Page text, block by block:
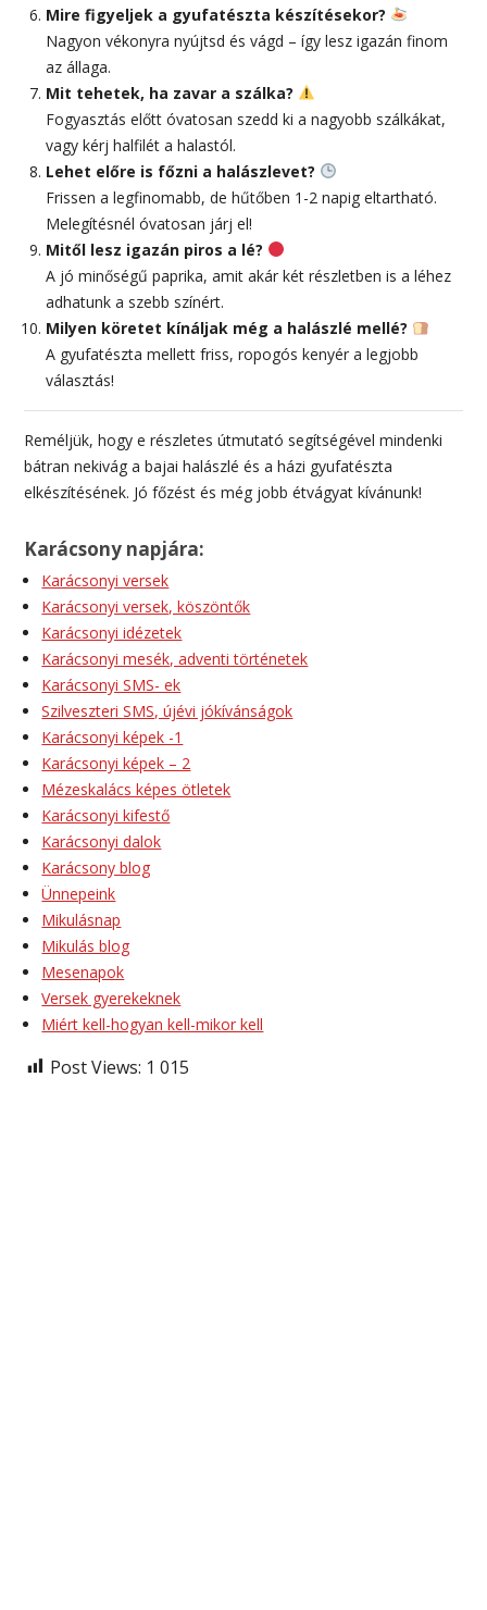
Mire figyeljek a gyufatészta készítésekor?
Nagyon vékonyra nyújtsd és vágd – így lesz igazán finom
az állaga.
Mit tehetek, ha zavar a szálka?
Fogyasztás előtt óvatosan szedd ki a nagyobb szálkákat,
vagy kérj halfilét a halastól.
Lehet előre is főzni a halászlevet?
Frissen a legfinomabb, de hűtőben 1-2 napig eltartható.
Melegítésnél óvatosan járj el!
Mitől lesz igazán piros a lé?
A jó minőségű paprika, amit akár két részletben is a léhez
adhatunk a szebb színért.
Milyen köretet kínáljak még a halászlé mellé?
A gyufatészta mellett friss, ropogós kenyér a legjobb
választás!
Reméljük, hogy e részletes útmutató segítségével mindenki
bátran nekivág a bajai halászlé és a házi gyufatészta
elkészítésének. Jó főzést és még jobb étvágyat kívánunk!
Karácsony napjára:
Karácsonyi versek
Karácsonyi versek, köszöntők
Karácsonyi idézetek
Karácsonyi mesék, adventi történetek
Karácsonyi SMS- ek
Szilveszteri SMS, újévi jókívánságok
Karácsonyi képek -1
Karácsonyi képek – 2
Mézeskalács képes ötletek
Karácsonyi kifestő
Karácsonyi dalok
Karácsony blog
Ünnepeink
Mikulásnap
Mikulás blog
Mesenapok
Versek gyerekeknek
Miért kell-hogyan kell-mikor kell
Post Views: 1 015